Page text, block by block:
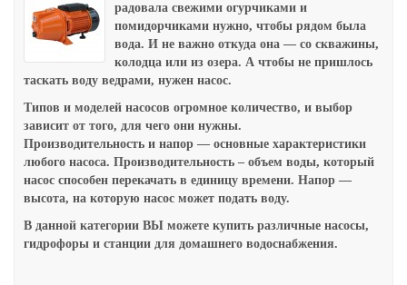
радовала свежими огурчиками и
помидорчиками нужно, чтобы рядом была
вода. И не важно откуда она — со скважины,
колодца или из озера. А чтобы не пришлось
таскать воду ведрами, нужен насос.
Типов и моделей насосов огромное количество, и выбор
зависит от того, для чего они нужны.
Производительность и напор — основные характеристики
любого насоса. Производительность – объем воды, который
насос способен перекачать в единицу времени. Напор —
высота, на которую насос может подать воду.
В данной категории ВЫ можете купить различные насосы,
гидрофоры и станции для домашнего водоснабжения.